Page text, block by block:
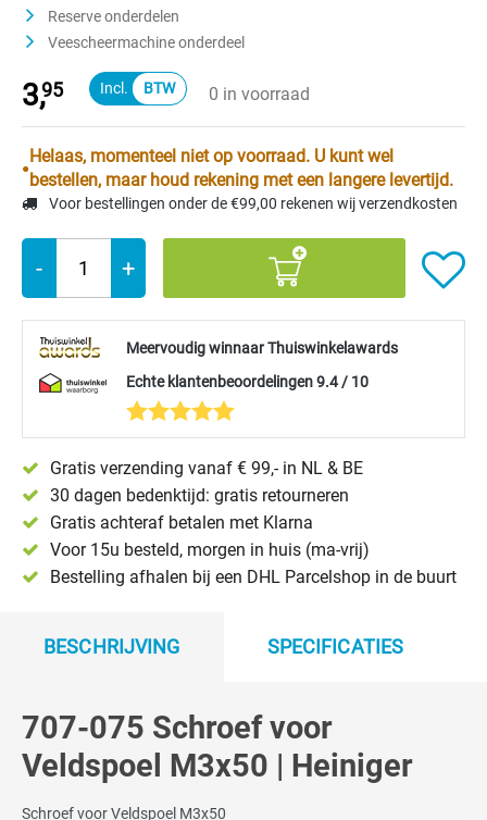
Reserve onderdelen
Veescheermachine onderdeel
3,95 0 in voorraad
Helaas, momenteel niet op voorraad. U kunt wel
bestellen, maar houd rekening met een langere levertijd.
Voor bestellingen onder de €99,00 rekenen wij verzendkosten
- +
Meervoudig winnaar Thuiswinkelawards
Echte klantenbeoordelingen 9.4 / 10
Gratis verzending vanaf € 99,- in NL & BE
30 dagen bedenktijd: gratis retourneren
Gratis achteraf betalen met Klarna
Voor 15u besteld, morgen in huis (ma-vrij)
Bestelling afhalen bij een DHL Parcelshop in de buurt
BESCHRIJVING SPECIFICATIES
707-075 Schroef voor
Veldspoel M3x50 | Heiniger
Schroef voor Veldspoel M3x50